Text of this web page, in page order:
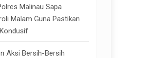
Malinau Sapa
Malam Guna Pastikan
Aksi Bersih-Bersih